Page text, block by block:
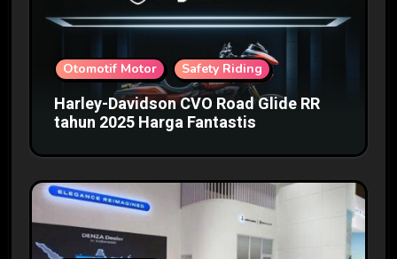
Otomotif Motor Safety Riding
Harley-Davidson CVO Road Glide RR
tahun 2025 Harga Fantastis